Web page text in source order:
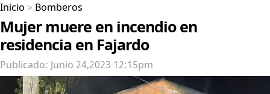
Inicio > Bomberos
Mujer muere en incendio en
residencia en Fajardo
Publicado: Junio 24,2023 12:15pm